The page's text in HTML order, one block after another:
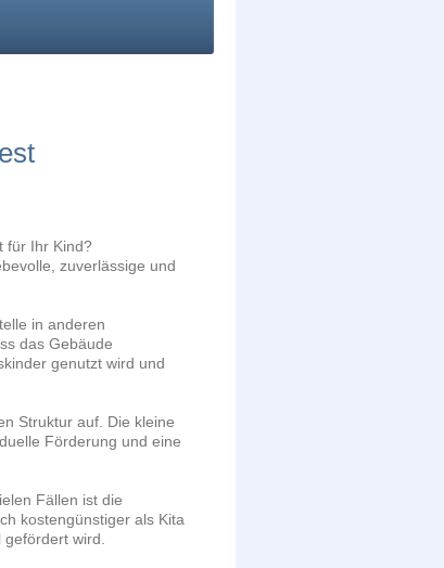
für Ihr Kind?
zuverlässige und
in anderen
das Gebäude
genutzt wird und
Struktur auf. Die kleine
Förderung und eine
Fällen ist die
kostengünstiger als Kita
gefördert wird.